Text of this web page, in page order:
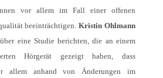
vor allem im Fall einer offenen
beeinträchtigen.Kristin Ohlmann
eine Studie berichten, die an einem
Hörgerät gezeigt haben, dass
allem anhand von Änderungen im